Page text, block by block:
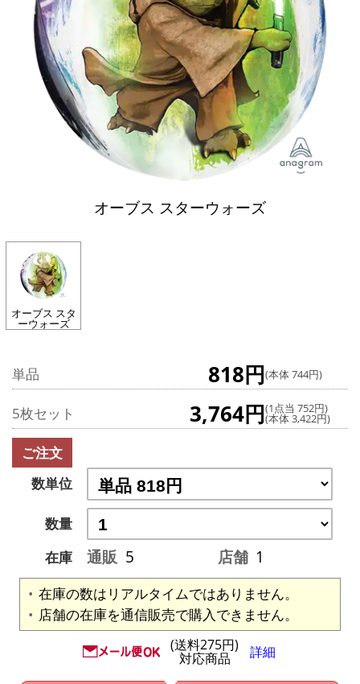
オーブス スターウォーズ
オーブス スタ
ーウォーズ
単品 818円(本体 744円)
5枚セット 3,764円(1点当 752円)
(本体 3,422円)
ご注文
数単位
数量
在庫
通販 5 店舗 1
在庫の数はリアルタイムではありません。
店舗の在庫を通信販売で購入できません。
(送料275円)
対応商品 詳細